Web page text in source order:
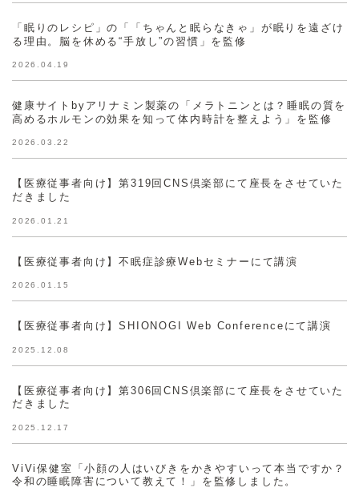
「眠りのレシピ」の「「ちゃんと眠らなきゃ」が眠りを遠ざけ
る理由。脳を休める“手放し”の習慣」を監修
2026.04.19
健康サイトbyアリナミン製薬の「メラトニンとは？睡眠の質を
高めるホルモンの効果を知って体内時計を整えよう」を監修
2026.03.22
【医療従事者向け】第319回CNS倶楽部にて座長をさせていた
だきました
2026.01.21
【医療従事者向け】不眠症診療Webセミナーにて講演
2026.01.15
【医療従事者向け】SHIONOGI Web Conferenceにて講演
2025.12.08
【医療従事者向け】第306回CNS倶楽部にて座長をさせていた
だきました
2025.12.17
ViVi保健室「小顔の人はいびきをかきやすいって本当ですか？
令和の睡眠障害について教えて！」を監修しました。